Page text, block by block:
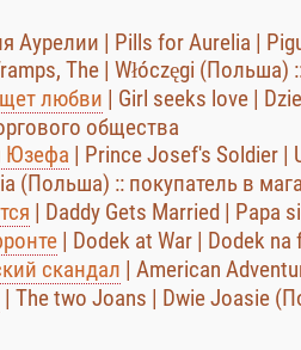
Аурелии | Pills for Aurelia |
The | Włóczęgi (Польша)
любви | Girl seeks love |
общества
Юзефа | Prince Josef's Soldier |
(Польша) :: покупатель в
| Daddy Gets Married | Papa
| Dodek at War | Dodek
скандал | American
| The two Joans | Dwie Joasie